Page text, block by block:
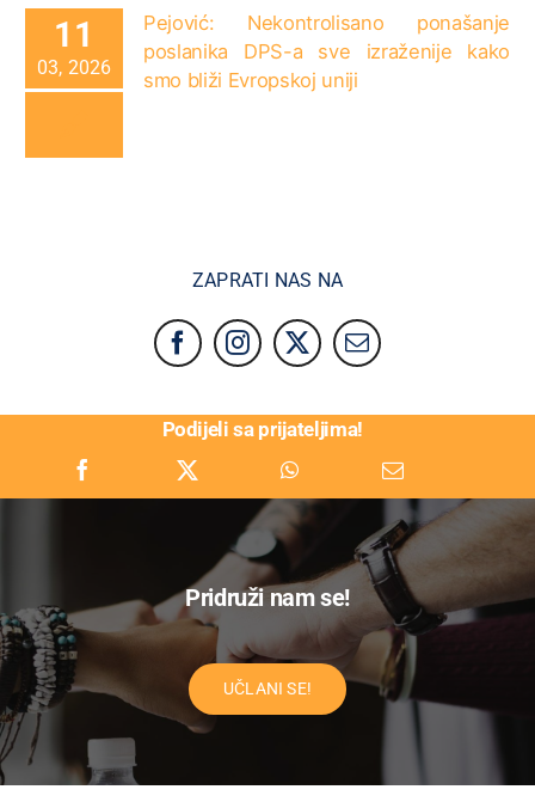
11
03, 2026
Pejović: Nekontrolisano ponašanje
poslanika DPS-a sve izraženije kako
smo bliži Evropskoj uniji
ZAPRATI NAS NA
Podijeli sa prijateljima!
Pridruži nam se!
UČLANI SE!